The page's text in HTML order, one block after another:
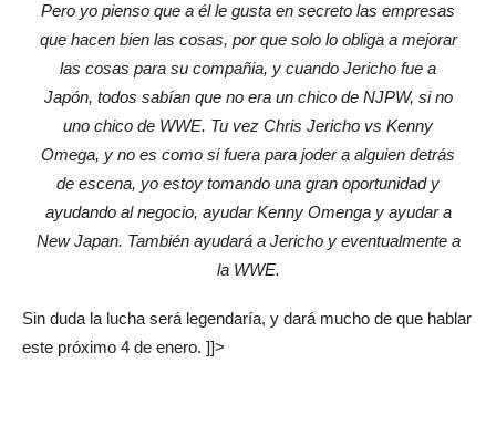
Pero yo pienso que a él le gusta en secreto las empresas
que hacen bien las cosas, por que solo lo obliga a mejorar
las cosas para su compañia, y cuando Jericho fue a
Japón, todos sabían que no era un chico de NJPW, si no
uno chico de WWE. Tu vez Chris Jericho vs Kenny
Omega, y no es como si fuera para joder a alguien detrás
de escena, yo estoy tomando una gran oportunidad y
ayudando al negocio, ayudar Kenny Omenga y ayudar a
New Japan. También ayudará a Jericho y eventualmente a
la WWE.
Sin duda la lucha será legendaría, y dará mucho de que hablar
este próximo 4 de enero. ]]>